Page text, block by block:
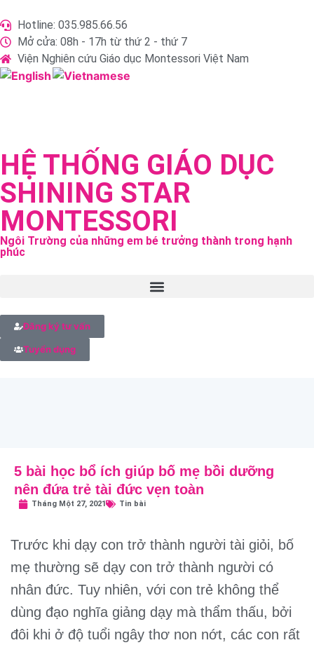
Hotline: 035.985.66.56
Mở cửa: 08h - 17h từ thứ 2 - thứ 7
Viện Nghiên cứu Giáo dục Montessori Việt Nam
HỆ THỐNG GIÁO DỤC
SHINING STAR
MONTESSORI
Ngôi Trường của những em bé trưởng thành trong hạnh
phúc
Đăng ký tư vấn
Tuyển dụng
5 bài học bổ ích giúp bố mẹ bồi dưỡng
nên đứa trẻ tài đức vẹn toàn
Tháng Một 27, 2021 Tin bài
Trước khi dạy con trở thành người tài giỏi, bố
mẹ thường sẽ dạy con trở thành người có
nhân đức. Tuy nhiên, với con trẻ không thể
dùng đạo nghĩa giảng dạy mà thẩm thấu, bởi
đôi khi ở độ tuổi ngây thơ non nớt, các con rất